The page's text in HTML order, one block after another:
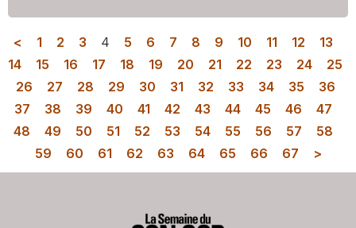
< 1 2 3 4 5 6 7 8 9 10 11 12
13
14
15 16 17 18 19 20 21 22 23 24
25
26
27 28 29 30 31 32 33 34 35
36
37
38 39 40 41 42 43 44 45 46
47
48
49 50 51 52 53 54 55 56 57
58
59
60 61 62 63 64 65 66 67 >